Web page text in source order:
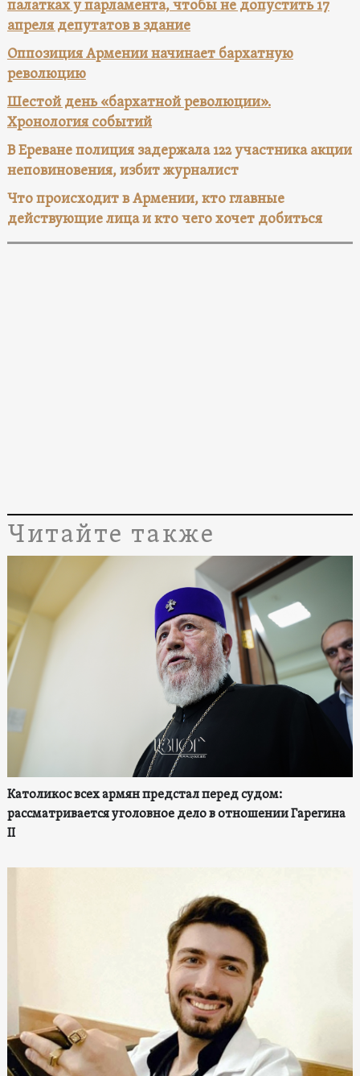
палатках у парламента, чтобы не допустить 17
апреля депутатов в здание
Оппозиция Армении начинает бархатную
революцию
Шестой день «бархатной революции».
Хронология событий
В Ереване полиция задержала 122 участника акции
неповиновения, избит журналист
Что происходит в Армении, кто главные
действующие лица и кто чего хочет добиться
Читайте также
Католикос всех армян предстал перед судом:
рассматривается уголовное дело в отношении Гарегина
II